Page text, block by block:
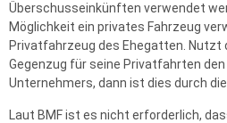
Überschusseinkünften verwendet
Möglichkeit ein privates Fahrzeug
Privatfahrzeug des Ehegatten. Nutzt
Gegenzug für seine Privatfahrten
Unternehmers, dann ist dies durch
Laut BMF ist es nicht erforderlich,